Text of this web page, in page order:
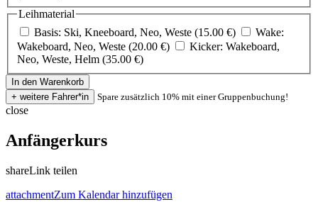
Leihmaterial
Basis: Ski, Kneeboard, Neo, Weste (15.00 €)
Wake:
Wakeboard, Neo, Weste (20.00 €)
Kicker: Wakeboard,
Neo, Weste, Helm (35.00 €)
Spare zusätzlich 10% mit einer Gruppenbuchung!
close
Anfängerkurs
shareLink teilen
attachmentZum Kalendar hinzufügen